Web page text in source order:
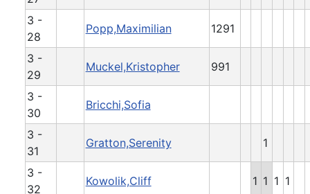
3 -
28
Popp,Maximilian 1291
3 -
29
Muckel,Kristopher 991
3 -
30
Bricchi,Sofia
3 -
31
Gratton,Serenity 1
3 -
32
Kowolik,Cliff 1 1 1 1